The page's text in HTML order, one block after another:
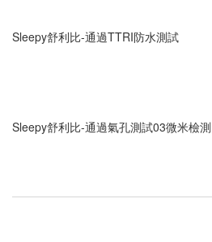
Sleepy舒利比-通過TTRI防水測試
Sleepy舒利比-通過氣孔測試03微米檢測